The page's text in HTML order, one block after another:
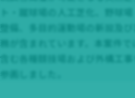
整備、多目的運動場の新設及
務が含まれています。本案件
含む各種競技場および外構工
参画しました。